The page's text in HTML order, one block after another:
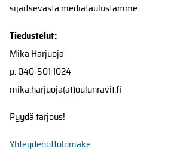
sijaitsevasta mediataulustamme.
Tiedustelut:
Mika Harjuoja
p. 040-501 1024
mika.harjuoja(at)oulunravit.fi
Pyydä tarjous!
Yhteydenottolomake